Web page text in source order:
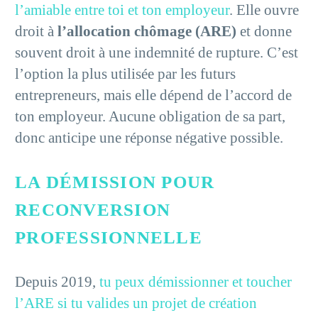
l’amiable entre toi et ton employeur. Elle ouvre
droit à l’allocation chômage (ARE) et donne
souvent droit à une indemnité de rupture. C’est
l’option la plus utilisée par les futurs
entrepreneurs, mais elle dépend de l’accord de
ton employeur. Aucune obligation de sa part,
donc anticipe une réponse négative possible.
LA DÉMISSION POUR
RECONVERSION
PROFESSIONNELLE
Depuis 2019, tu peux démissionner et toucher
l’ARE si tu valides un projet de création